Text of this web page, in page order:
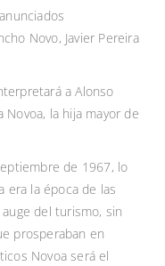
Novo, Javier Pereira
a Alonso
la hija mayor de
de 1967, lo
era la época de las
del turismo, sin
prosperaban en
Novoa será el